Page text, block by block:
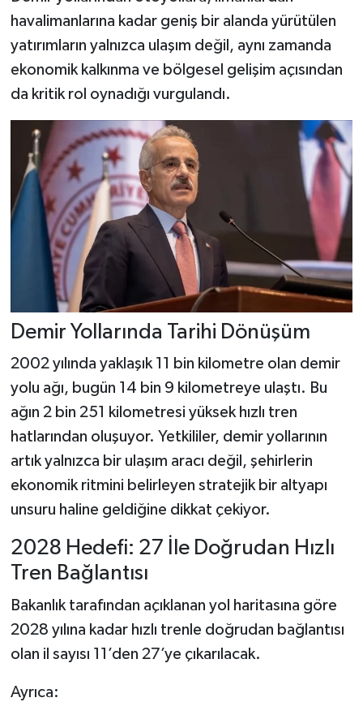
havalimanlarına kadar geniş bir alanda yürütülen
yatırımların yalnızca ulaşım değil, aynı zamanda
ekonomik kalkınma ve bölgesel gelişim açısından
da kritik rol oynadığı vurgulandı.
Demir Yollarında Tarihi Dönüşüm
2002 yılında yaklaşık 11 bin kilometre olan demir
yolu ağı, bugün 14 bin 9 kilometreye ulaştı. Bu
ağın 2 bin 251 kilometresi yüksek hızlı tren
hatlarından oluşuyor. Yetkililer, demir yollarının
artık yalnızca bir ulaşım aracı değil, şehirlerin
ekonomik ritmini belirleyen stratejik bir altyapı
unsuru haline geldiğine dikkat çekiyor.
2028 Hedefi: 27 İle Doğrudan Hızlı
Tren Bağlantısı
Bakanlık tarafından açıklanan yol haritasına göre
2028 yılına kadar hızlı trenle doğrudan bağlantısı
olan il sayısı 11’den 27’ye çıkarılacak.
Ayrıca: